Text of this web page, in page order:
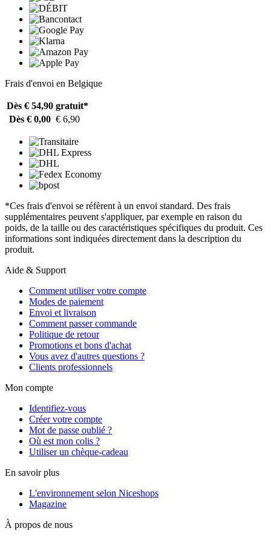
Frais d'envoi en Belgique
Dès € 54,90 gratuit*
Dès € 0,00 € 6,90
*Ces frais d'envoi se réfèrent à un envoi standard. Des frais
supplémentaires peuvent s'appliquer, par exemple en raison du
poids, de la taille ou des caractéristiques spécifiques du produit. Ces
informations sont indiquées directement dans la description du
produit.
Aide & Support
Comment utiliser votre compte
Modes de paiement
Envoi et livraison
Comment passer commande
Politique de retour
Promotions et bons d'achat
Vous avez d'autres questions ?
Clients professionnels
Mon compte
Identifiez-vous
Créer votre compte
Mot de passe oublié ?
Où est mon colis ?
Utiliser un chèque-cadeau
En savoir plus
L'environnement selon Niceshops
Magazine
À propos de nous